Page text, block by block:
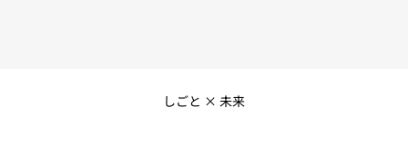
しごと × 未来